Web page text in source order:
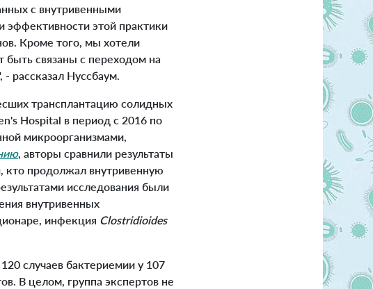
с внутривенными
эффективности этой практики
Кроме того, мы хотели
быть связаны с переходом на
рассказал Нуссбаум.
трансплантацию солидных
Hospital в период с 2016 по
микроорганизмами,
, авторы сравнили результаты
кто продолжал внутривенную
исследования были
внутривенных
инфекция Clostridioides
случаев бактериемии у 107
В целом, группа экспертов не